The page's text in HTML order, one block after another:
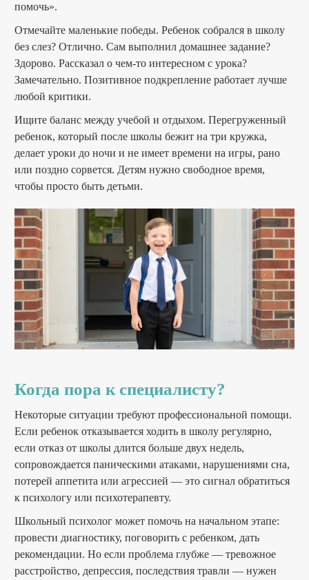
помочь».
Отмечайте маленькие победы. Ребенок собрался в школу
без слез? Отлично. Сам выполнил домашнее задание?
Здорово. Рассказал о чем-то интересном с урока?
Замечательно. Позитивное подкрепление работает лучше
любой критики.
Ищите баланс между учебой и отдыхом. Перегруженный
ребенок, который после школы бежит на три кружка,
делает уроки до ночи и не имеет времени на игры, рано
или поздно сорвется. Детям нужно свободное время,
чтобы просто быть детьми.
Когда пора к специалисту?
Некоторые ситуации требуют профессиональной помощи.
Если ребенок отказывается ходить в школу регулярно,
если отказ от школы длится больше двух недель,
сопровождается паническими атаками, нарушениями сна,
потерей аппетита или агрессией — это сигнал обратиться
к психологу или психотерапевту.
Школьный психолог может помочь на начальном этапе:
провести диагностику, поговорить с ребенком, дать
рекомендации. Но если проблема глубже — тревожное
расстройство, депрессия, последствия травли — нужен